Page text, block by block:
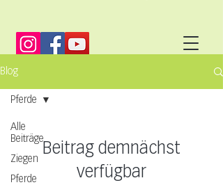
Blog
Alle
Beiträge
Ziegen
Pferde
Pferde
Beitrag demnächst
verfügbar